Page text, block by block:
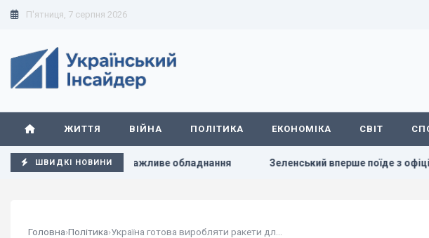
П'ятниця, 7 серпня 2026
ЖИТТЯ ВІЙНА ПОЛІТИКА ЕКОНОМІКА СВІТ
ШВИДКІ НОВИНИ
критично важливе обладнання Зеленський вперше поїде з офіційним
Головна›Політика›